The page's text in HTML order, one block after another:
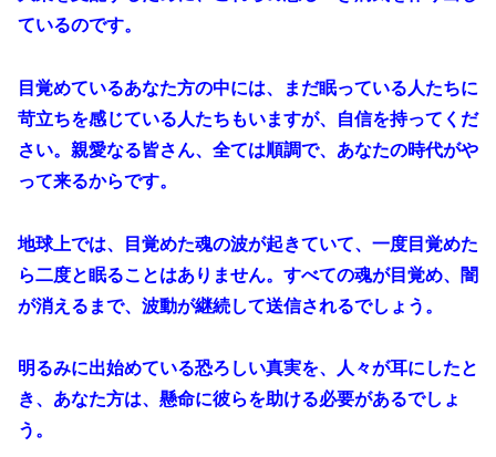
ているのです。
目覚めているあなた方の中には、まだ眠っている人たちに
苛立ちを感じている人たちもいますが、自信を持ってくだ
さい。親愛なる皆さん、全ては順調で、あなたの時代がや
って来るからです。
地球上では、目覚めた魂の波が起きていて、一度目覚めた
ら二度と眠ることはありません。すべての魂が目覚め、闇
が消えるまで、波動が継続して送信されるでしょう。
明るみに出始めている恐ろしい真実を、人々が耳にしたと
き、あなた方は、懸命に彼らを助ける必要があるでしょ
う。